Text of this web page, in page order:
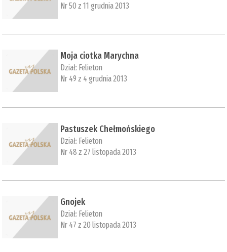
Nr 50 z 11 grudnia 2013
Moja ciotka Marychna
Dział: Felieton
Nr 49 z 4 grudnia 2013
Pastuszek Chełmońskiego
Dział: Felieton
Nr 48 z 27 listopada 2013
Gnojek
Dział: Felieton
Nr 47 z 20 listopada 2013